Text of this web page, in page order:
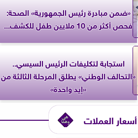
«ضمن مبادرة رئيس الجمهورية» الصحة:
فحص أكثر من 10 ملايين طفل للكشف...
استجابة لتكليفات الرئيس السيسي..
«التحالف الوطني» يطلق المرحلة الثالثة من
«إيد واحدة»
أسعار العملات